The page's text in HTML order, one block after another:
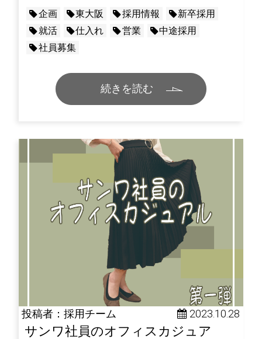
企画 東大阪 採用情報
新卒採用
就活
仕入れ 営業
中途採用
社員募集
続きを読む
投稿者：採用チーム 2023.10.28
サンワ社員のオフィスカジュア